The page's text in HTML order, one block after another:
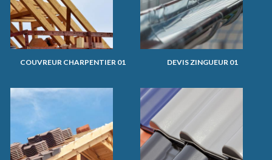
COUVREUR CHARPENTIER 01 DEVIS ZINGUEUR 01